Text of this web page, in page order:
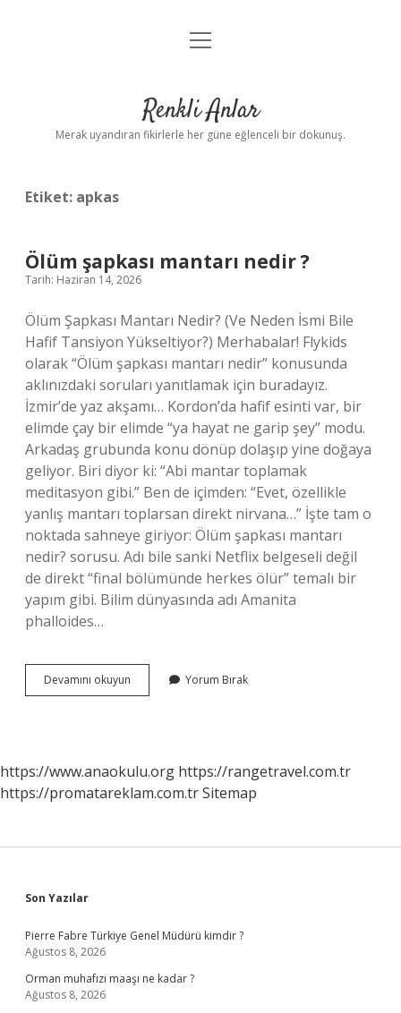
Anasayfa
Yasal Uyarı
menüyü
Renkli Anlar
Merak uyandıran fikirlerle her güne eğlenceli bir dokunuş.
Etiket: apkas
Ölüm şapkası mantarı nedir ?
Tarih: Haziran 14, 2026
Ölüm Şapkası Mantarı Nedir? (Ve Neden İsmi Bile
Hafif Tansiyon Yükseltiyor?) Merhabalar! Flykids
olarak “Ölüm şapkası mantarı nedir” konusunda
aklınızdaki soruları yanıtlamak için buradayız.
İzmir’de yaz akşamı… Kordon’da hafif esinti var, bir
elimde çay bir elimde “ya hayat ne garip şey” modu.
Arkadaş grubunda konu dönüp dolaşıp yine doğaya
geliyor. Biri diyor ki: “Abi mantar toplamak
meditasyon gibi.” Ben de içimden: “Evet, özellikle
yanlış mantarı toplarsan direkt nirvana…” İşte tam o
noktada sahneye giriyor: Ölüm şapkası mantarı
nedir? sorusu. Adı bile sanki Netflix belgeseli değil
de direkt “final bölümünde herkes ölür” temalı bir
yapım gibi. Bilim dünyasında adı Amanita
phalloides…
Devamını okuyun
şapkası
Yorum Bırak
https://www.anaokulu.org https://rangetravel.com.tr
https://promatareklam.com.trSitemap
Sidebar
Son Yazılar
Pierre Fabre Türkiye Genel Müdürü kimdir ?
Ağustos 8, 2026
Orman muhafızı maaşı ne kadar ?
Ağustos 8, 2026